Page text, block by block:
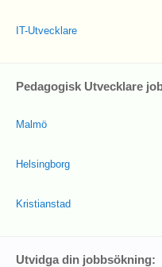
IT-Utvecklare
Pedagogisk Utvecklare
Malmö
Helsingborg
Kristianstad
Utvidga din jobbsökning: